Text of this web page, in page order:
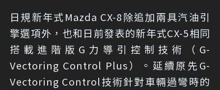
日規新年式Mazda CX-8除追加兩具汽油引
擎選項外，也和日前發表的新年式CX-5相同
搭載進階版G力導引控制技術（G-
Vectoring Control Plus）。延續原先G-
Vectoring Control技術針對車輛過彎時的